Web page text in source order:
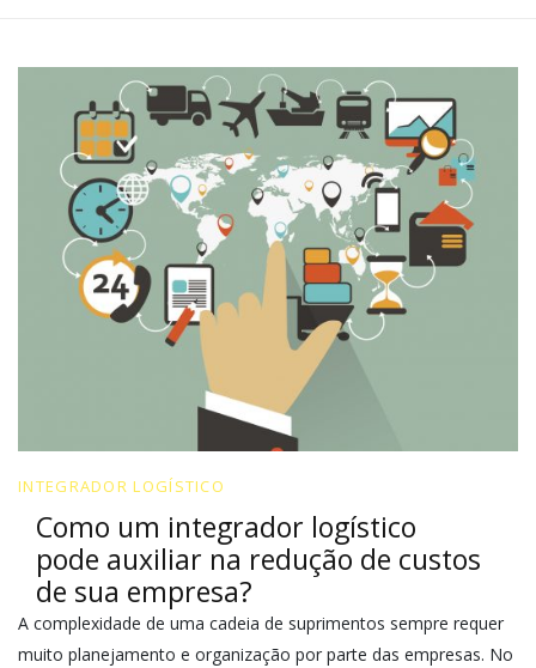
INTEGRADOR LOGÍSTICO
Como um integrador logístico
pode auxiliar na redução de custos
de sua empresa?
A complexidade de uma cadeia de suprimentos sempre requer
muito planejamento e organização por parte das empresas. No